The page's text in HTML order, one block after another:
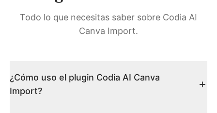
Todo lo que necesitas saber sobre Codia AI
Canva Import.
¿Cómo uso el plugin Codia AI Canva
Import?